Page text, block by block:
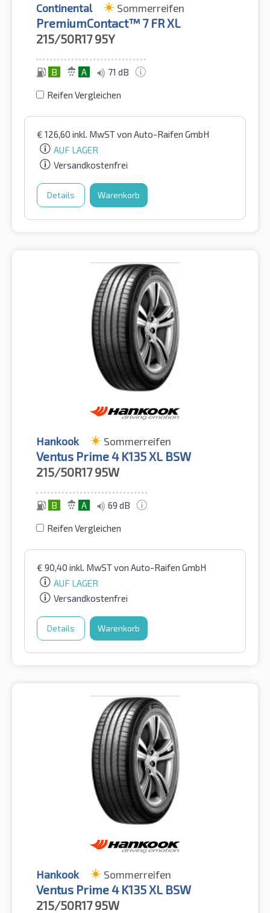
Continental Sommerreifen
PremiumContact™ 7 FR XL
215/50R17 95Y
B A 71 dB
Reifen Vergleichen
€ 126,60 inkl. MwSTvon Auto-Raifen GmbH
AUF LAGER
Versandkostenfrei
Details Warenkorb
Hankook Sommerreifen
Ventus Prime 4 K135 XL BSW
215/50R17 95W
B A 69 dB
Reifen Vergleichen
€ 90,40 inkl. MwSTvon Auto-Raifen GmbH
AUF LAGER
Versandkostenfrei
Details Warenkorb
Hankook Sommerreifen
Ventus Prime 4 K135 XL BSW
215/50R17 95W